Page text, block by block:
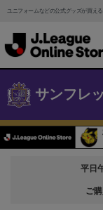
ユニフォームなどの公式グッズが買える
サンフレ
平日
ご